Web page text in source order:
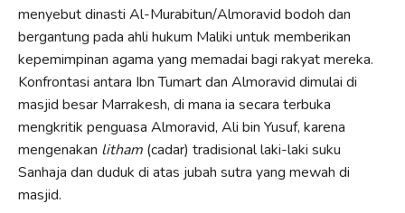
menyebut dinasti Al-Murabitun/Almoravid bodoh dan
bergantung pada ahli hukum Maliki untuk memberikan
kepemimpinan agama yang memadai bagi rakyat mereka.
Konfrontasi antara Ibn Tumart dan Almoravid dimulai di
masjid besar Marrakesh, di mana ia secara terbuka
mengkritik penguasa Almoravid, Ali bin Yusuf, karena
mengenakan litham (cadar) tradisional laki-laki suku
Sanhaja dan duduk di atas jubah sutra yang mewah di
masjid.